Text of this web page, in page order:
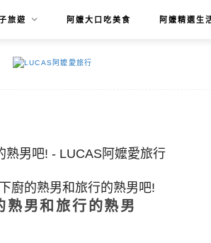
旅遊 阿嬤大口吃美食 阿嬤精選生
廚的熟男和旅行的熟男吧!
男和旅行的熟男